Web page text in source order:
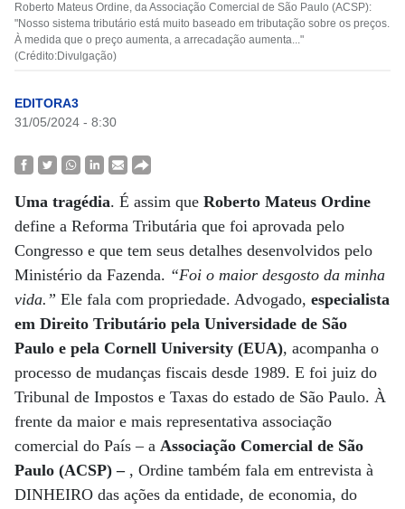
Roberto Mateus Ordine, da Associação Comercial de São Paulo (ACSP):
"Nosso sistema tributário está muito baseado em tributação sobre os preços.
À medida que o preço aumenta, a arrecadação aumenta..."
(Crédito:Divulgação)
EDITORA3
31/05/2024 - 8:30
Uma tragédia. É assim que Roberto Mateus Ordine
define a Reforma Tributária que foi aprovada pelo
Congresso e que tem seus detalhes desenvolvidos pelo
Ministério da Fazenda. “Foi o maior desgosto da minha
vida.” Ele fala com propriedade. Advogado, especialista
em Direito Tributário pela Universidade de São
Paulo e pela Cornell University (EUA), acompanha o
processo de mudanças fiscais desde 1989. E foi juiz do
Tribunal de Impostos e Taxas do estado de São Paulo. À
frente da maior e mais representativa associação
comercial do País – a Associação Comercial de São
Paulo (ACSP) – , Ordine também fala em entrevista à
DINHEIRO das ações da entidade, de economia, do